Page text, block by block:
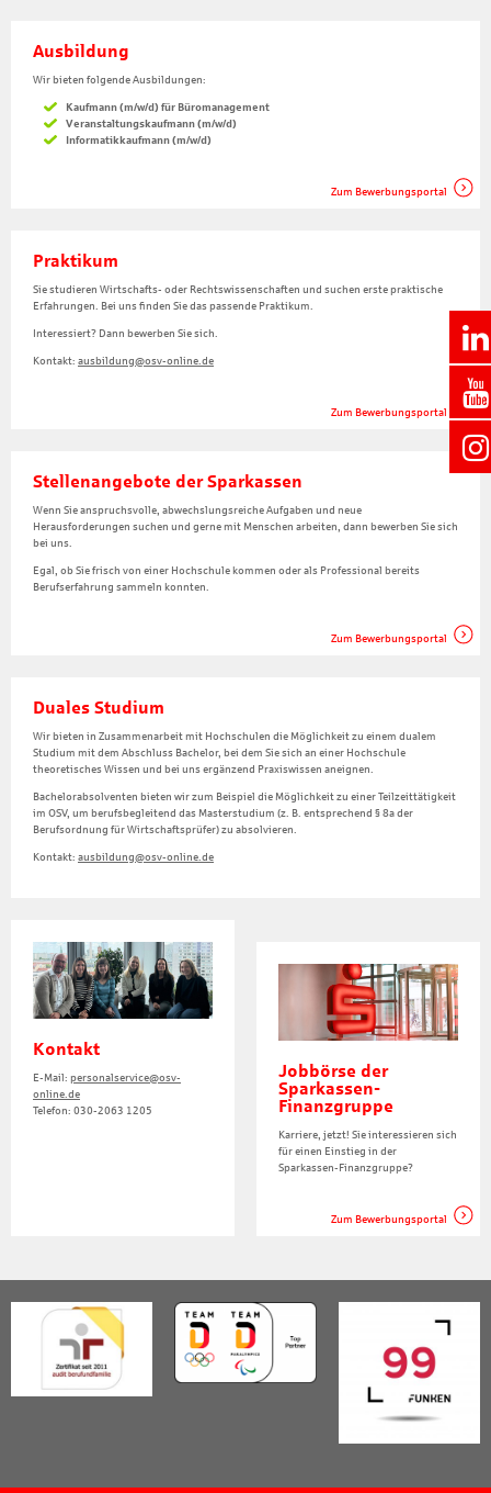
Ausbildung
Wir bieten folgende Ausbildungen:
Kaufmann (m/w/d) für Büromanagement
Veranstaltungskaufmann (m/w/d)
Informatikkaufmann (m/w/d)
Zum Bewerbungsportal
Praktikum
Sie studieren Wirtschafts- oder Rechtswissenschaften und suchen erste praktische
Erfahrungen. Bei uns finden Sie das passende Praktikum.
Interessiert? Dann bewerben Sie sich.
Kontakt: ausbildung@osv-online.de
Zum Bewerbungsportal
Stellenangebote der Sparkassen
Wenn Sie anspruchsvolle, abwechslungsreiche Aufgaben und neue
Herausforderungen suchen und gerne mit Menschen arbeiten, dann bewerben Sie sich
bei uns.
Egal, ob Sie frisch von einer Hochschule kommen oder als Professional bereits
Berufserfahrung sammeln konnten.
Zum Bewerbungsportal
Duales Studium
Wir bieten in Zusammenarbeit mit Hochschulen die Möglichkeit zu einem dualem
Studium mit dem Abschluss Bachelor, bei dem Sie sich an einer Hochschule
theoretisches Wissen und bei uns ergänzend Praxiswissen aneignen.
Bachelorabsolventen bieten wir zum Beispiel die Möglichkeit zu einer Teilzeittätigkeit
im OSV, um berufsbegleitend das Masterstudium (z. B. entsprechend § 8a der
Berufsordnung für Wirtschaftsprüfer) zu absolvieren.
Kontakt: ausbildung@osv-online.de
Kontakt
E-Mail: personalservice@osv-
online.de
Telefon: 030-2063 1205
Jobbörse der
Sparkassen-
Finanzgruppe
Karriere, jetzt! Sie interessieren sich
für einen Einstieg in der
Sparkassen-Finanzgruppe?
Zum Bewerbungsportal